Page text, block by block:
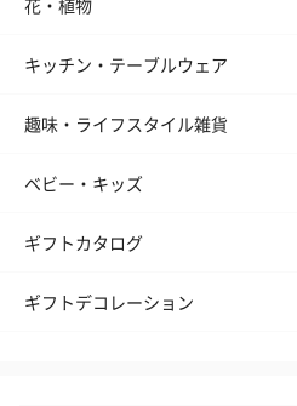
キャンドル・お香を同梱してお届け
キッチン・テーブルウェア
趣味・ライフスタイル雑貨
ベビー・キッズ
ギフトカタログ
ギフトデコレーション